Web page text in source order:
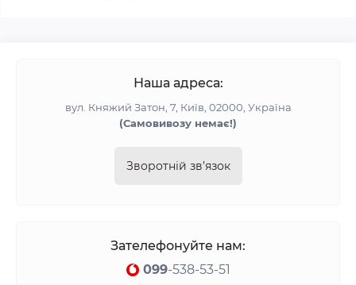
Наша адреса:
вул. Княжий Затон, 7, Київ, 02000, Україна
(Самовивозу немає!)
Зворотній зв’язок
Зателефонуйте нам:
099-538-53-51